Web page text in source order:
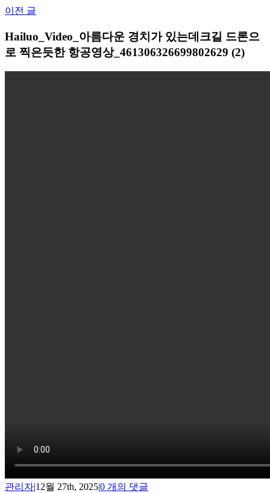
Skip
content
이전 글
Hailuo_Video_아름다운 경치가 있는데크길 드론으
로 찍은듯한 항공영상_461306326699802629 (2)
관리자|12월 27th, 2025|0 개의 댓글